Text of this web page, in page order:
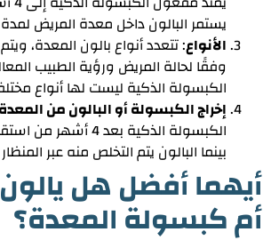
يستمر البالون داخل معدة المريض لمدة تصل
الأنواع: تتعدد أنواع بالون المعدة،
وفقًا لحالة المريض ورؤية الطبيب
الكبسولة الذكية ليست لها أنواع
إخراج الكبسولة أو البالون من المعدة
الكبسولة الذكية بعد
بينما البالون يتم التخلص منه عبر
أيهما أفضل هل
أم كبسولة المعدة؟